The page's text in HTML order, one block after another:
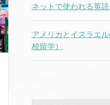
ネットで使われる英
アメリカとイスラエ
校留学）